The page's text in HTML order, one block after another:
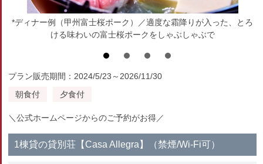
*ディナー例（甲州富士桜ポーク）／適度な霜降りが入った、とろ
ける味わいの富士桜ポークをしゃぶしゃぶで
プラン販売期間：2024/5/23～2026/11/30
朝食付
夕食付
＼公式ホームページからのご予約がお得／
1棟貸の貸別荘【Casa Allegra】（禁煙/Wi-Fi可）